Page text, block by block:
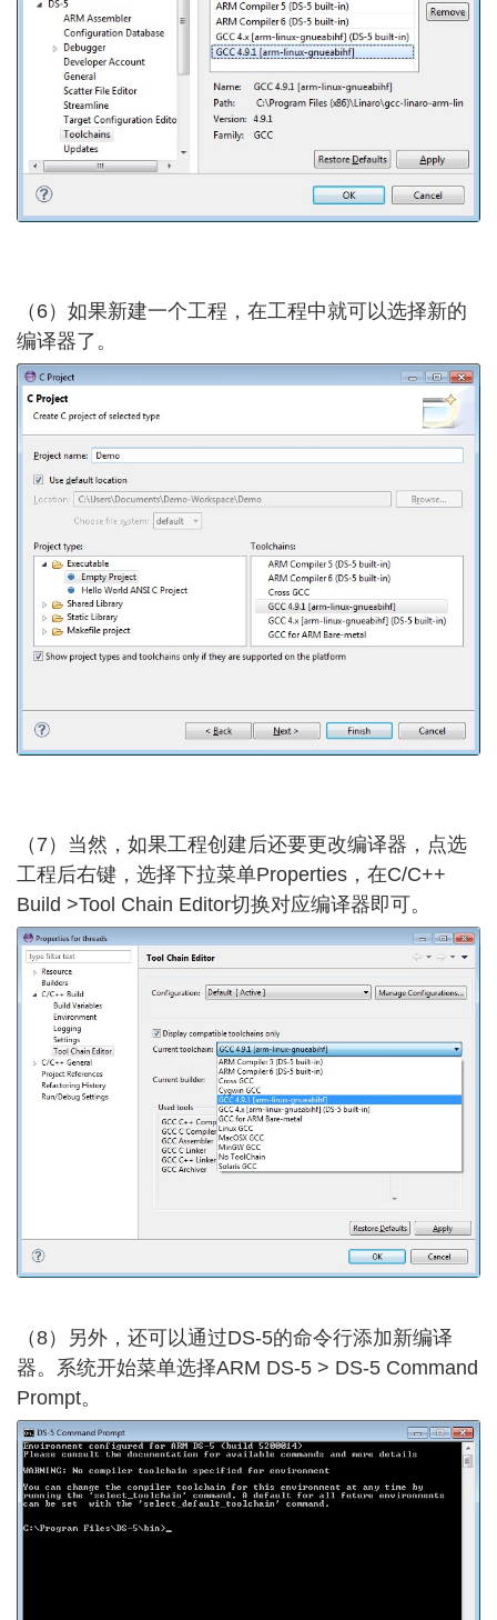
（6）如果新建一个工程，在工程中就可以选择新的
编译器了。
（7）当然，如果工程创建后还要更改编译器，点选
工程后右键，选择下拉菜单Properties，在C/C++
Build >Tool Chain Editor切换对应编译器即可。
（8）另外，还可以通过DS-5的命令行添加新编译
器。系统开始菜单选择ARM DS-5 > DS-5 Command
Prompt。